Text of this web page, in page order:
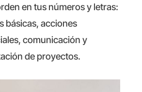
en tus números y letras:
básicas, acciones
comunicación y
de proyectos.